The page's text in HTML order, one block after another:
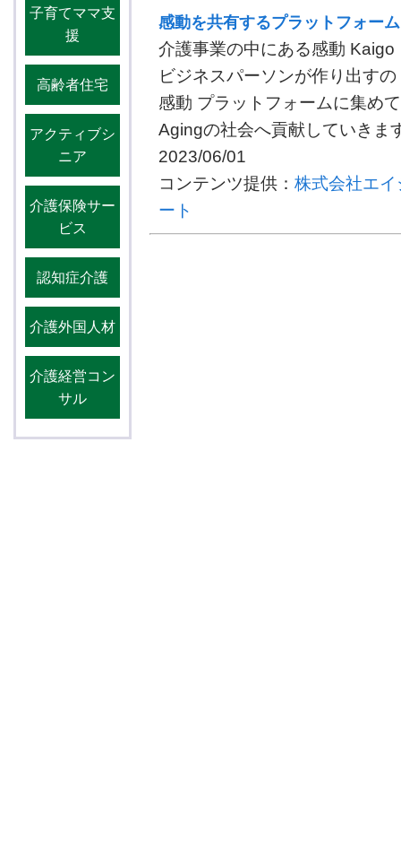
子育てママ支
援
高齢者住宅
アクティブシ
ニア
介護保険サー
ビス
認知症介護
介護外国人材
介護経営コン
サル
感動を共有するプラットフォーム
介護事業の中にある感動 Kaigo
ビジネスパーソンが作り出すの
感動 プラットフォームに集め
Agingの社会へ貢献していきま
2023/06/01
コンテンツ提供：株式会社エ
ート